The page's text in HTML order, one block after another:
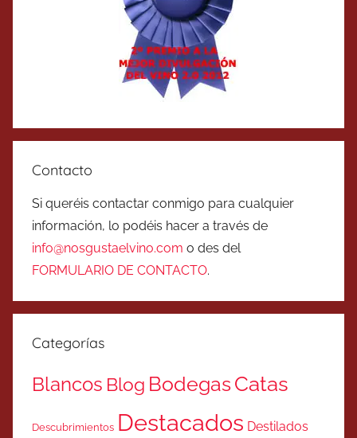
Contacto
Si queréis contactar conmigo para cualquier
información, lo podéis hacer a través de
info@nosgustaelvino.com o des del
FORMULARIO DE CONTACTO.
Categorías
Blancos Blog BodegasCatas
Descubrimientos Destacados Destilados